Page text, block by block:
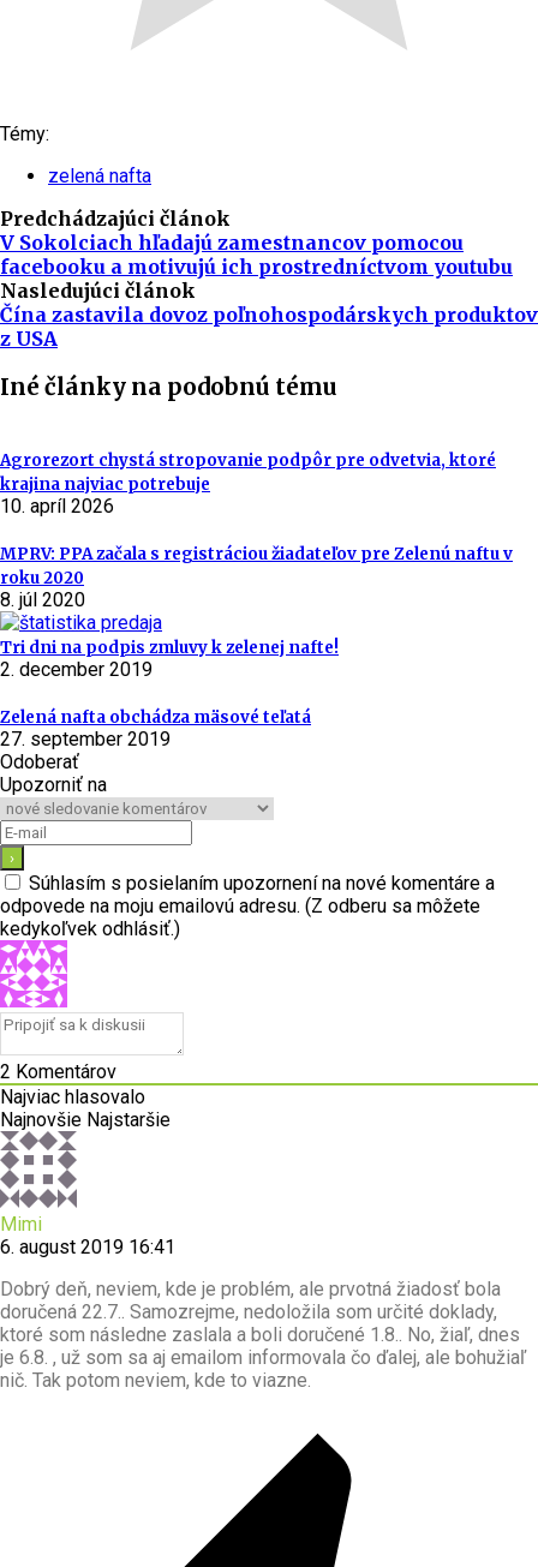
Témy:
zelená nafta
Predchádzajúci článok
V Sokolciach hľadajú zamestnancov pomocou
facebooku a motivujú ich prostredníctvom youtubu
Nasledujúci článok
Čína zastavila dovoz poľnohospodárskych produktov
z USA
Iné články na podobnú tému
Agrorezort chystá stropovanie podpôr pre odvetvia, ktoré
krajina najviac potrebuje
10. apríl 2026
MPRV: PPA začala s registráciou žiadateľov pre Zelenú naftu v
roku 2020
8. júl 2020
Tri dni na podpis zmluvy k zelenej nafte!
2. december 2019
Zelená nafta obchádza mäsové teľatá
27. september 2019
Odoberať
Upozorniť na
Súhlasím s posielaním upozornení na nové komentáre a
odpovede na moju emailovú adresu. (Z odberu sa môžete
kedykoľvek odhlásiť.)
2 Komentárov
Najviac hlasovalo
Najnovšie Najstaršie
Mimi
6. august 2019 16:41
Dobrý deň, neviem, kde je problém, ale prvotná žiadosť bola
doručená 22.7.. Samozrejme, nedoložila som určité doklady,
ktoré som následne zaslala a boli doručené 1.8.. No, žiaľ, dnes
je 6.8. , už som sa aj emailom informovala čo ďalej, ale bohužiaľ
nič. Tak potom neviem, kde to viazne.